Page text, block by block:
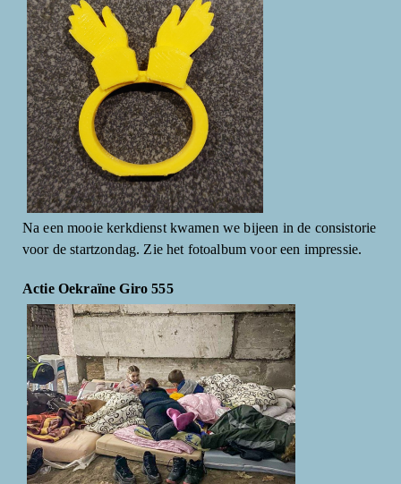
Na een mooie kerkdienst kwamen we bijeen in de consistorie
voor de startzondag. Zie het fotoalbum voor een impressie.
Actie Oekraïne Giro 555